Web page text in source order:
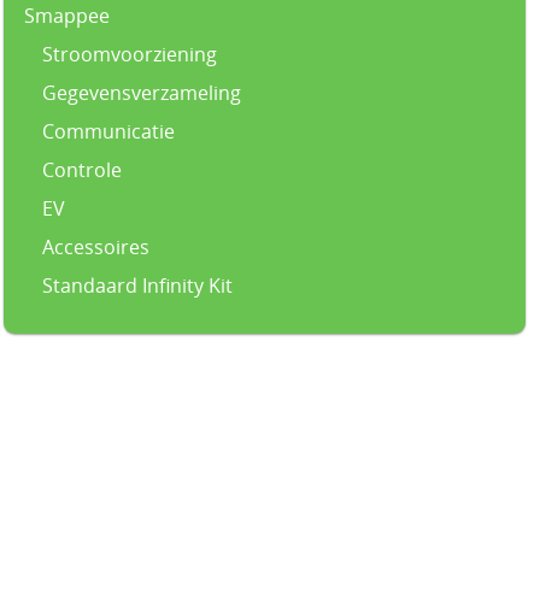
Smappee
Stroomvoorziening
Gegevensverzameling
Communicatie
Controle
EV
Accessoires
Standaard Infinity Kit